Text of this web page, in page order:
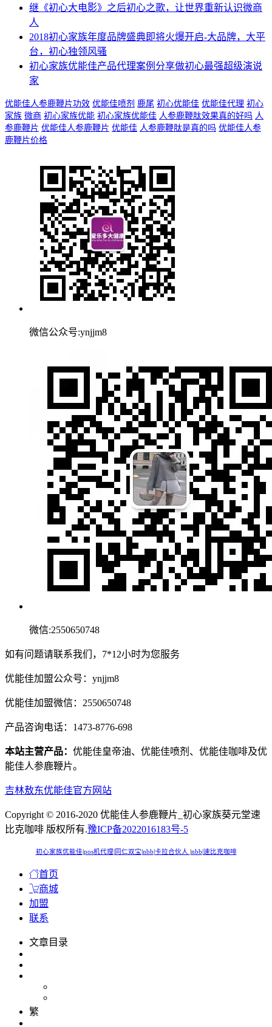
继《初心大电影》之后初心之歌，让世界重新认识微商
人
2018初心家族年度品牌盛典即将火爆开启-大品牌，大平
台，初心独领风骚
初心家族优能佳产品代理案例分享做初心最强超级演说
家
优能佳人参鹿鞭片功效 优能佳喷剂 鹿尾 初心优能佳 优能佳代理 初心
家族 微商 初心家族优能 初心家族优能佳 人参鹿鞭肽效果真的好吗 人
参鹿鞭片 优能佳人参鹿鞭片 优能佳 人参鹿鞭肽是真的吗 优能佳人参
鹿鞭片价格
微信公众号:ynjjm8
微信:2550650748
如有问题请联系我们，7*12小时为您服务
优能佳加盟公众号：ynjjm8
优能佳加盟微信：2550650748
产品咨询电话：1473-8776-698
本站主营产品： 优能佳皇帝油、优能佳喷剂、优能佳咖啡及优
能佳人参鹿鞭片。
吉林敖东优能佳官方网站
Copyright © 2016-2020 优能佳人参鹿鞭片_初心家族葵元堂速
比克咖啡 版权所有.豫ICP备2022016183号-5
初心家族优能佳 pos机代理 同仁双宝 nbb 卡拉合伙人 nbb 速比克咖啡
首页
商城
加盟
联系
文章目录
繁